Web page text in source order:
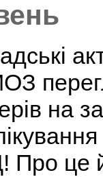
на
Про це